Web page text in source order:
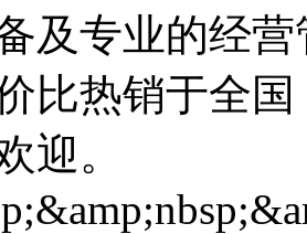
及专业的经
比热销于全
迎。